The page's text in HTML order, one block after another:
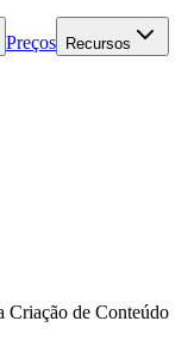
Preços Recursos
Criação de Conteúdo